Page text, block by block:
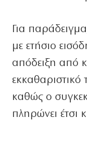
Για
με ετήσιο
απόδειξη από
εκκαθαριστικό
καθώς ο
πληρώνει έτσι